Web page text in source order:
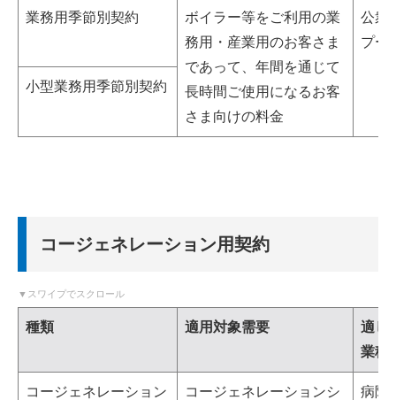
業務用季節別契約
ボイラー等をご利用の業
務用・産業用のお客さま
であって、年間を通じて
長時間ご使用になるお客
さま向けの料金
公衆
プー
小型業務用季節別契約
コージェネレーション用契約
種類 適用対象需要
適し
業種
コージェネレーション
コージェネレーションシ
病院